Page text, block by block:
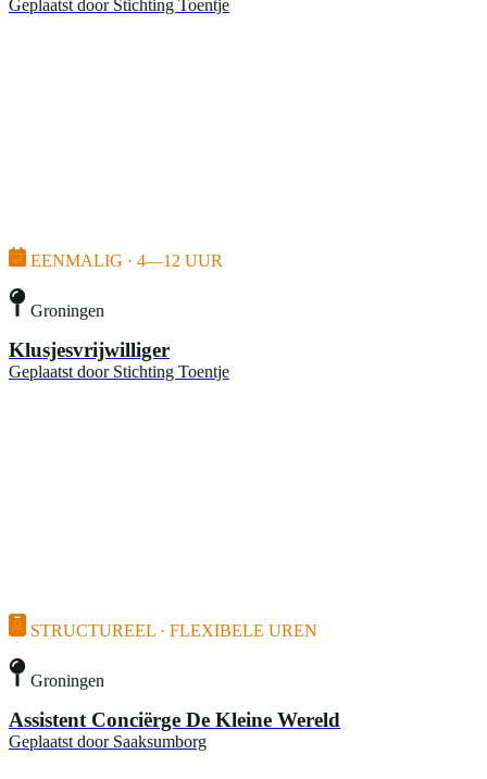
Geplaatst door Stichting Toentje
EENMALIG · 4—12 UUR
Groningen
Klusjesvrijwilliger
Geplaatst door Stichting Toentje
STRUCTUREEL · FLEXIBELE UREN
Groningen
Assistent Conciërge De Kleine Wereld
Geplaatst door Saaksumborg